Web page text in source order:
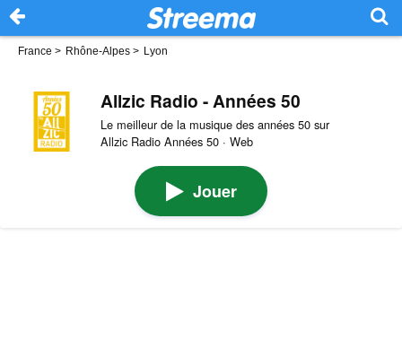
France > Rhône-Alpes > Lyon
Allzic Radio - Années 50
Le meilleur de la musique des années 50 sur
Allzic Radio Années 50 · Web
Jouer